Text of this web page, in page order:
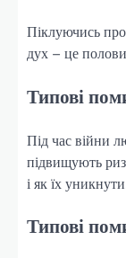
Піклуючись
дух – це
Типові
Під час війни
підвищують
і як їх
Типові